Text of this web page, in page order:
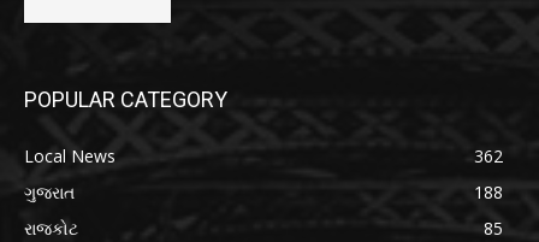
POPULAR CATEGORY
Local News
362
ગુજરાત
188
રાજકોટ
85